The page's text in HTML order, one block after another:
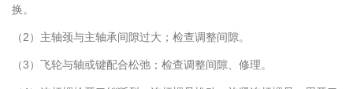
换。
（2）主轴颈与主轴承间隙过大；检查调整间隙。
（3）飞轮与轴或键配合松弛；检查调整间隙、修理。